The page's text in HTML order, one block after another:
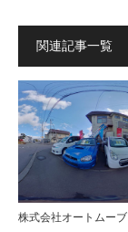
関連記事一覧
株式会社オートムーブ